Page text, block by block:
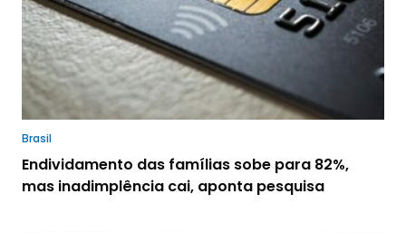
Brasil
Endividamento das famílias sobe para 82%,
mas inadimplência cai, aponta pesquisa